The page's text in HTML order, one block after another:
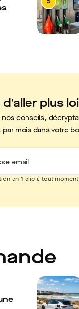
d'aller plus
nos conseils,
mois dans votre
email
en 1 clic à tout moment.